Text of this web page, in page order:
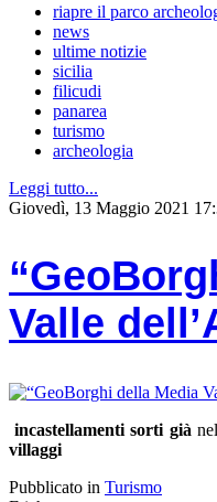
riapre il parco
news
ultime notizie
sicilia
filicudi
panarea
turismo
archeologia
Leggi tutto...
Giovedì, 13 Maggio 2021
Valle
incastellamenti sorti già
villaggi
Pubblicato in Turismo